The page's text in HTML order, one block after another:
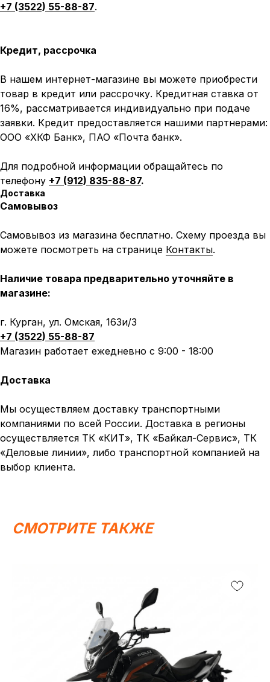
+7 (3522) 55-88-87.
Кредит, рассрочка
В нашем интернет-магазине вы можете приобрести
товар в кредит или рассрочку. Кредитная ставка от
16%, рассматривается индивидуально при подаче
заявки. Кредит предоставляется нашими партнерами:
ООО «ХКФ Банк», ПАО «Почта банк».
Для подробной информации обращайтесь по
телефону +7 (912) 835-88-87.
Доставка
Самовывоз
Самовывоз из магазина бесплатно. Схему проезда вы
можете посмотреть на странице Контакты.
Наличие товара предварительно уточняйте в
магазине:
г. Курган, ул. Омская, 163и/3
+7 (3522) 55-88-87
Магазин работает ежедневно с 9:00 - 18:00
Доставка
Мы осуществляем доставку транспортными
компаниями по всей России. Доставка в регионы
осуществляется ТК «КИТ», ТК «Байкал-Сервис», ТК
«Деловые линии», либо транспортной компанией на
выбор клиента.
СМОТРИТЕ ТАКЖЕ
ОГРНИП 325450000003279
Создание сайта
Вся представленная информация носит
информационный характер и ни при каких условиях не